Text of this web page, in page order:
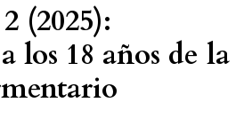
(2025):
los 18 años de la